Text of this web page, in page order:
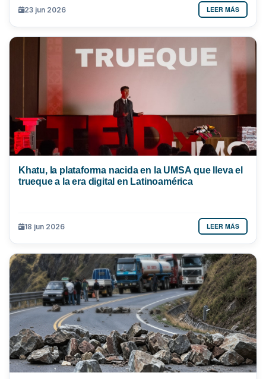
23 jun 2026 LEER MÁS
Khatu, la plataforma nacida en la UMSA que lleva el
trueque a la era digital en Latinoamérica
18 jun 2026 LEER MÁS